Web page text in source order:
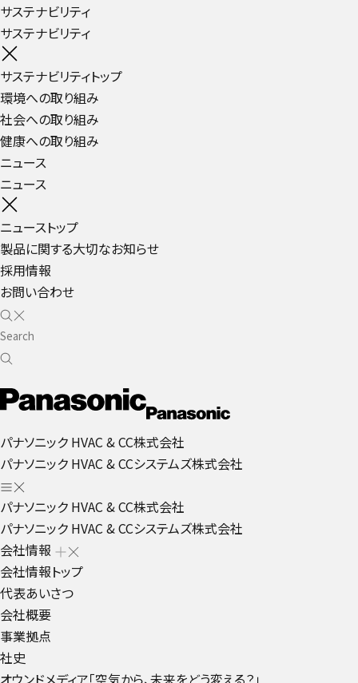
サステナビリティ
サステナビリティ
サステナビリティトップ
環境への取り組み
社会への取り組み
健康への取り組み
ニュース
ニュース
ニューストップ
製品に関する大切なお知らせ
採用情報
お問い合わせ
パナソニック HVAC & CC株式会社
パナソニック HVAC & CCシステムズ株式会社
パナソニック HVAC & CC株式会社
パナソニック HVAC & CCシステムズ株式会社
会社情報
会社情報トップ
代表あいさつ
会社概要
事業拠点
社史
オウンドメディア「空気から、未来をどう変える？」